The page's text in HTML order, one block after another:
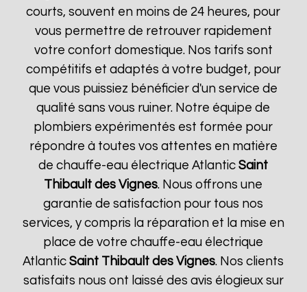
courts, souvent en moins de 24 heures, pour
vous permettre de retrouver rapidement
votre confort domestique. Nos tarifs sont
compétitifs et adaptés à votre budget, pour
que vous puissiez bénéficier d'un service de
qualité sans vous ruiner. Notre équipe de
plombiers expérimentés est formée pour
répondre à toutes vos attentes en matière
de chauffe-eau électrique AtlanticSaint
Thibault des Vignes. Nous offrons une
garantie de satisfaction pour tous nos
services, y compris la réparation et la mise en
place de votre chauffe-eau électrique
AtlanticSaint Thibault des Vignes. Nos clients
satisfaits nous ont laissé des avis élogieux sur